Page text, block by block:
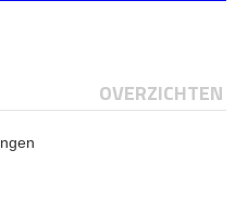
OVERZICHTEN